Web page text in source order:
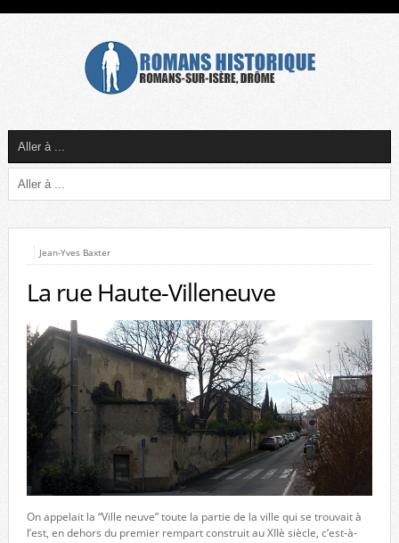
Jean-Yves Baxter
La rue Haute-Villeneuve
On appelait la “Ville neuve” toute la partie de la ville qui se trouvait à
l’est, en dehors du premier rempart construit au XIIè siècle, c’est-à-